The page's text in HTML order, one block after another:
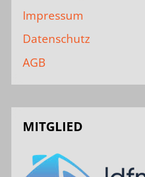
Impressum
Datenschutz
AGB
MITGLIED